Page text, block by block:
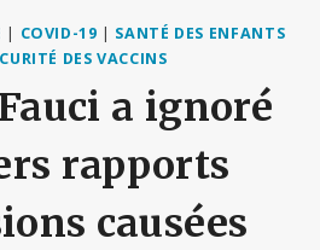
| COVID-19 | SANTÉ DES ENFANTS
DES VACCINS
a ignoré
rapports
causées